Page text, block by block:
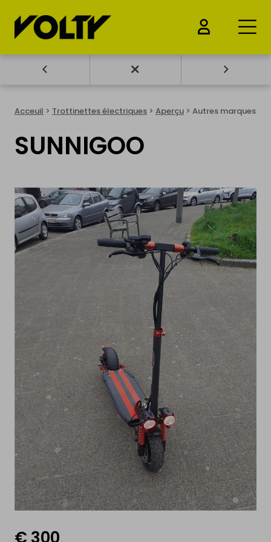
ACHETER
Voitures électrique
Motos électrique
Trottinettes électriques
Drones & Batteries
VENDRE
Ma voiture électrique
Ma moto électrique
Mon vélo électrique
Ma Trottinette électrique
Mon Drone & ma batterie
INFORMATION
Acceuil > Trottinettes électriques > Aperçu > Autres marques
SUNNIGOO
€ 300